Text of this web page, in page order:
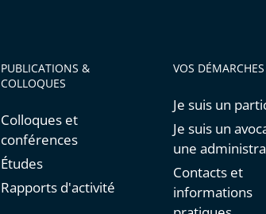
PUBLICATIONS &
COLLOQUES
Colloques et
conférences
Études
Rapports d'activité
VOS DÉMARCHES
Je suis un
Je suis un
une
Contacts et
informations